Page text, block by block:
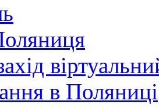
в Поляниці